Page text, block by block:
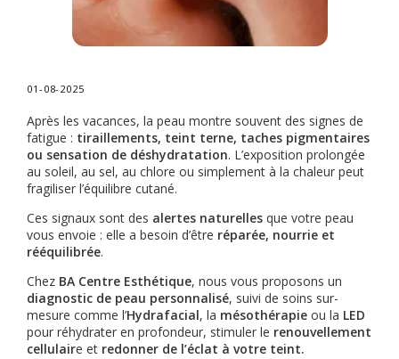
01-08-2025
Après les vacances, la peau montre souvent des signes de
fatigue : tiraillements, teint terne, taches pigmentaires
ou sensation de déshydratation. L’exposition prolongée
au soleil, au sel, au chlore ou simplement à la chaleur peut
fragiliser l’équilibre cutané.
Ces signaux sont des alertes naturelles que votre peau
vous envoie : elle a besoin d’être réparée, nourrie et
rééquilibrée.
Chez BA Centre Esthétique, nous vous proposons un
diagnostic de peau personnalisé, suivi de soins sur-
mesure comme l’Hydrafacial, la mésothérapie ou la LED
pour réhydrater en profondeur, stimuler le renouvellement
cellulaire et redonner de l’éclat à votre teint.